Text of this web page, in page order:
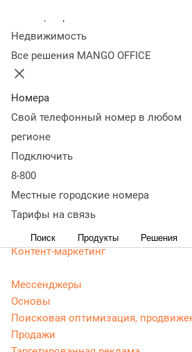
Недвижимость
Все решения MANGO OFFICE
Номера
Свой телефонный номер в любом
регионе
Подключить
8-800
Местные городские номера
Тарифы на связь
Поиск Продукты Решения
маркетологов
Статьи, обзоры, ТОПы, идеи и
бизнеса. Энциклопедия
маркетологов - актуальная, живая и
CRM маркетинг
Аналитика
Контекстная реклама
Google Adwords (ADS)
Яндекс Директ
Контент-маркетинг
Мессенджеры
Основы
Поисковая оптимизация,
Продажи